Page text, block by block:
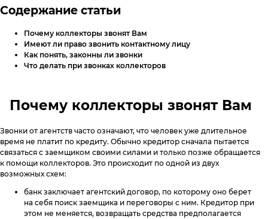
117638, г. Москва, ул. Одесская,
Отправить обращение
Содержание статьи
Почему коллекторы звонят Вам
Имеют ли право звонить контактному лицу
Как понять, законны ли звонки
Что делать при звонках коллекторов
Почему коллекторы звонят Вам
Звонки от агентств часто означают, что человек уже длительное
время не платит по кредиту. Обычно кредитор сначала пытается
связаться с заемщиком своими силами и только позже обращается
к помощи коллекторов. Это происходит по одной из двух
возможных схем:
банк заключает агентский договор, по которому оно берет
на себя поиск заемщика и переговоры с ним. Кредитор при
этом не меняется, возвращать средства предполагается